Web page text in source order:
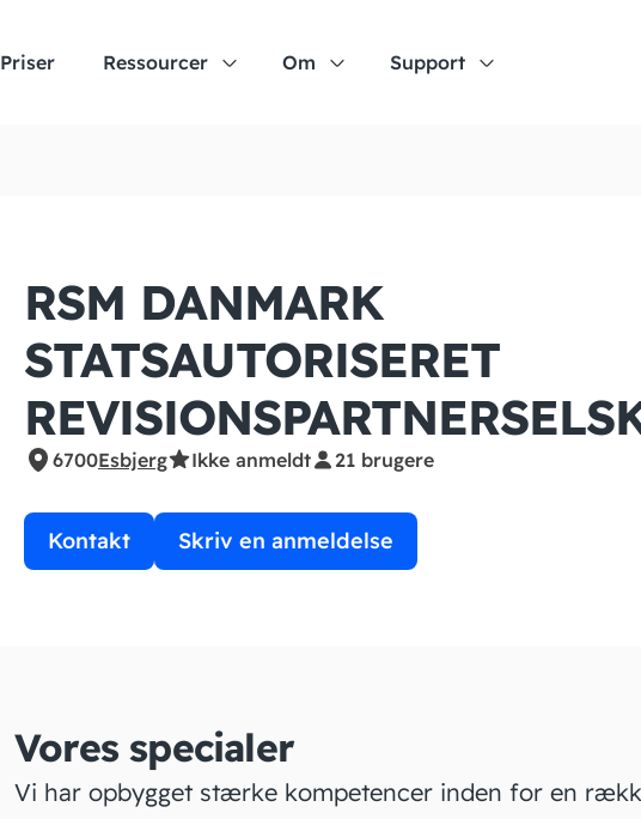
Priser Ressourcer Om Support
RSM DANMARK
STATSAUTORISERET
6700Esbjerg Ikke anmeldt 21 brugere
Kontakt Skriv en anmeldelse
Vores specialer
Vi har opbygget stærke kompetencer inden for en